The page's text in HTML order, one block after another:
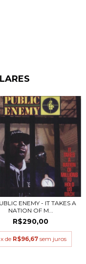
ENEMY - IT TAKES A
NATION OF M...
R$290,00
x de R$96,67 sem juros